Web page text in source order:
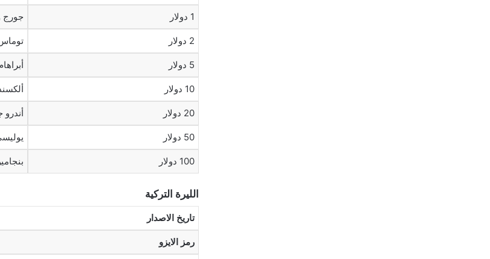
1 دولار جورج
2 دولار
5 دولار
10 دولار
20 دولار
50 دولار
100 دولار
الليرة التركية
تاريخ الاصدار
رمز الايزو